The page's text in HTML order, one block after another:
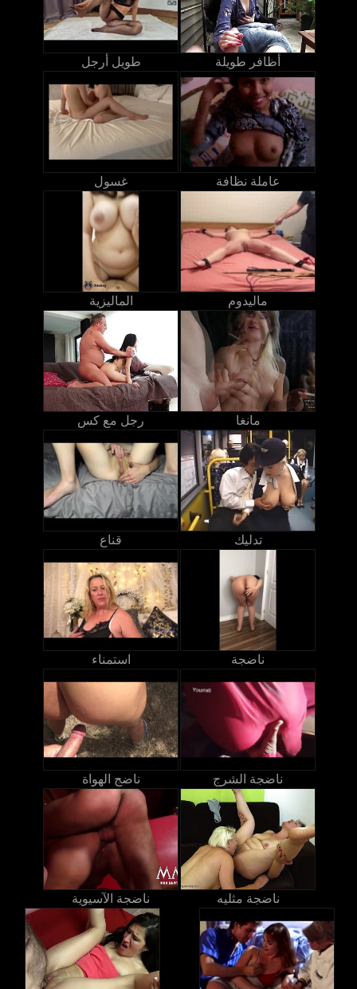
طويل أرجل أظافر طويلة
غسول عاملة نظافة
الماليزية ماليدوم
رجل مع كس مانغا
قناع تدليك
استمناء ناضجة
ناضج الهواة ناضجة الشرج
ناضجة الآسيوية ناضجة مثليه